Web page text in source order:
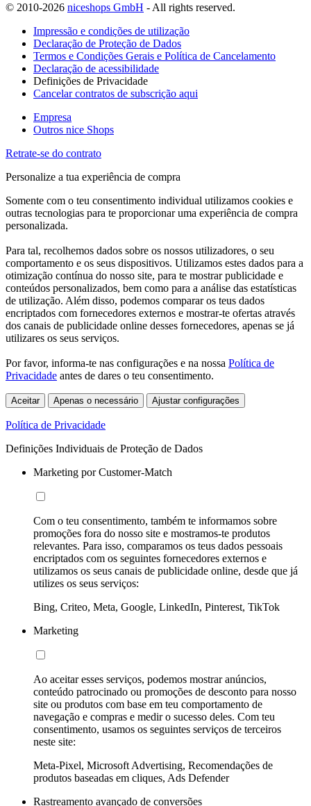
© 2010-2026 niceshops GmbH - All rights reserved.
Impressão e condições de utilização
Declaração de Proteção de Dados
Termos e Condições Gerais e Política de Cancelamento
Declaração de acessibilidade
Definições de Privacidade
Cancelar contratos de subscrição aqui
Empresa
Outros nice Shops
Retrate-se do contrato
Personalize a tua experiência de compra
Somente com o teu consentimento individual utilizamos cookies e
outras tecnologias para te proporcionar uma experiência de compra
personalizada.
Para tal, recolhemos dados sobre os nossos utilizadores, o seu
comportamento e os seus dispositivos. Utilizamos estes dados para a
otimização contínua do nosso site, para te mostrar publicidade e
conteúdos personalizados, bem como para a análise das estatísticas
de utilização. Além disso, podemos comparar os teus dados
encriptados com fornecedores externos e mostrar-te ofertas através
dos canais de publicidade online desses fornecedores, apenas se já
utilizares os seus serviços.
Por favor, informa-te nas configurações e na nossa Política de
Privacidade antes de dares o teu consentimento.
Aceitar Apenas o necessário Ajustar configurações
Política de Privacidade
Definições Individuais de Proteção de Dados
Marketing por Customer-Match
Com o teu consentimento, também te informamos sobre
promoções fora do nosso site e mostramos-te produtos
relevantes. Para isso, comparamos os teus dados pessoais
encriptados com os seguintes fornecedores externos e
utilizamos os seus canais de publicidade online, desde que já
utilizes os seus serviços:
Bing, Criteo, Meta, Google, LinkedIn, Pinterest, TikTok
Marketing
Ao aceitar esses serviços, podemos mostrar anúncios,
conteúdo patrocinado ou promoções de desconto para nosso
site ou produtos com base em teu comportamento de
navegação e compras e medir o sucesso deles. Com teu
consentimento, usamos os seguintes serviços de terceiros
neste site:
Meta-Pixel, Microsoft Advertising, Recomendações de
produtos baseadas em cliques, Ads Defender
Rastreamento avançado de conversões